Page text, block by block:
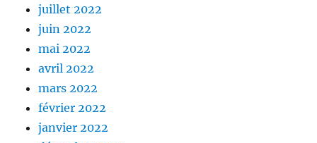
juillet 2022
juin 2022
mai 2022
avril 2022
mars 2022
février 2022
janvier 2022